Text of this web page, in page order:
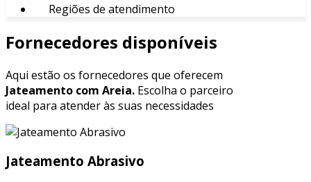
Regiões de atendimento
Fornecedores disponíveis
Aqui estão os fornecedores que oferecem
Jateamento com Areia. Escolha o parceiro
ideal para atender às suas necessidades
Jateamento Abrasivo